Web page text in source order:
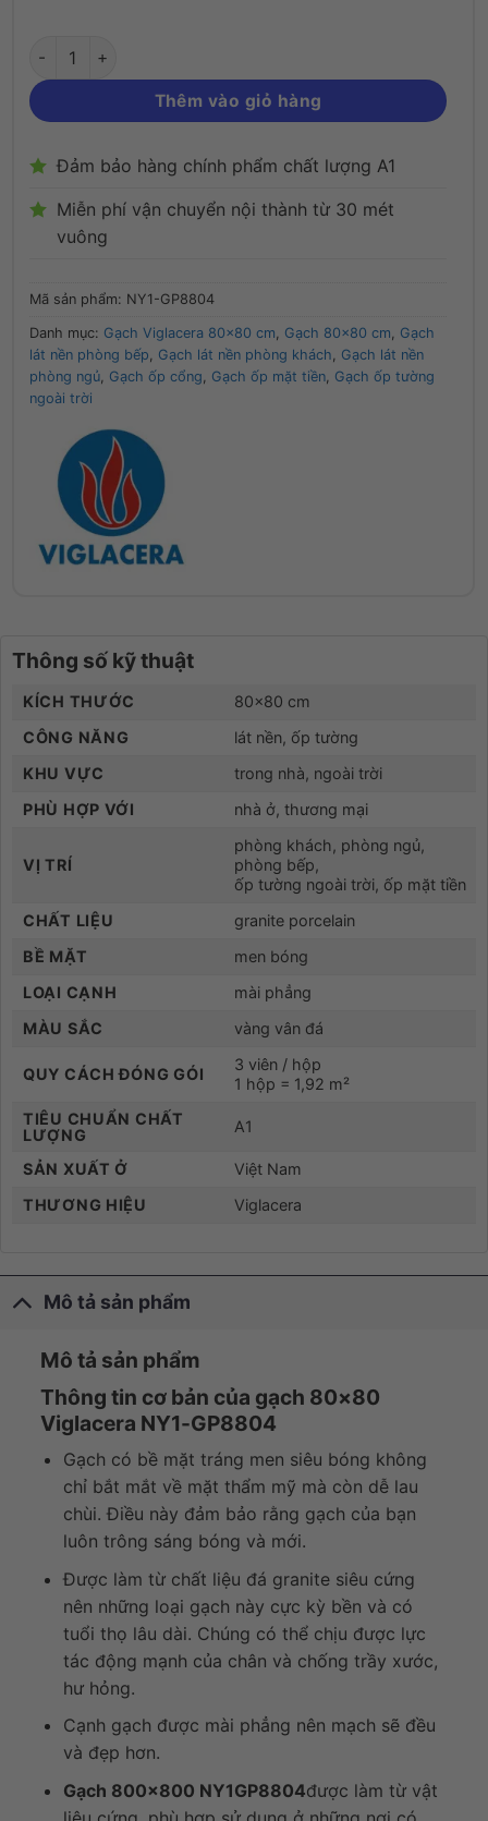
Thêm vào giỏ hàng
Đảm bảo hàng chính phẩm chất lượng A1
Miễn phí vận chuyển nội thành từ 30 mét
vuông
Mã sản phẩm: NY1-GP8804
Danh mục: Gạch Viglacera 80x80 cm Gạch 80x80 cm
Gạch
lát nền phòng bếp
Gạch lát nền phòng khách
Gạch lát nền
phòng ngủ, Gạch ốp cổng Gạch ốp mặt tiền, Gạch ốp tường
ngoài trời
Thông số kỹ thuật
KÍCH THƯỚC
80×80 cm
CÔNG NĂNG
lát nền, ốp tường
KHU VỰC
trong nhà, ngoài trời
PHÙ HỢP VỚI
nhà ở, thương mại
VỊ TRÍ
phòng khách, phòng ngủ,
phòng bếp,
ốp tường ngoài trời, ốp mặt tiền
CHẤT LIỆU
granite porcelain
BỀ MẶT
men bóng
LOẠI CẠNH
mài phẳng
MÀU SẮC
vàng vân đá
QUY CÁCH ĐÓNG GÓI
3 viên / hộp
1 hộp = 1,92 m²
TIÊU CHUẨN CHẤT
LƯỢNG
A1
SẢN XUẤT Ở
Việt Nam
THƯƠNG HIỆU
Viglacera
Mô tả sản phẩm
Mô tả sản phẩm
Thông tin cơ bản của gạch 80×80
Viglacera NY1-GP8804
Gạch có bề mặt tráng men siêu bóng không
chỉ bắt mắt về mặt thẩm mỹ mà còn dễ lau
chùi. Điều này đảm bảo rằng gạch của bạn
luôn trông sáng bóng và mới.
Được làm từ chất liệu đá granite siêu cứng
nên những loại gạch này cực kỳ bền và có
tuổi thọ lâu dài. Chúng có thể chịu được lực
tác động mạnh của chân và chống trầy xước,
hư hỏng.
Cạnh gạch được mài phẳng nên mạch sẽ đều
và đẹp hơn.
Gạch 800×800 NY1GP8804được làm từ vật